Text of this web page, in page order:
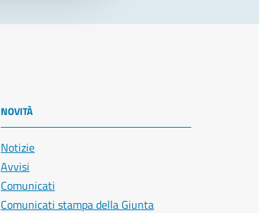
NOVITÀ
Notizie
Avvisi
Comunicati
Comunicati stampa della Giunta